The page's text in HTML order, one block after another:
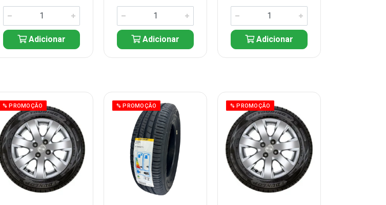
Adicionar Adicionar Adicionar
% PROMOÇÃO % PROMOÇÃO % PROMOÇÃO